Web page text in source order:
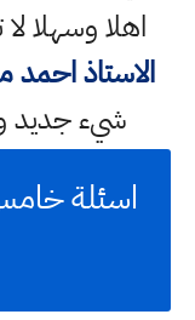
اهلا وسهلا
الاستاذ
شيء جديد
اسئلة